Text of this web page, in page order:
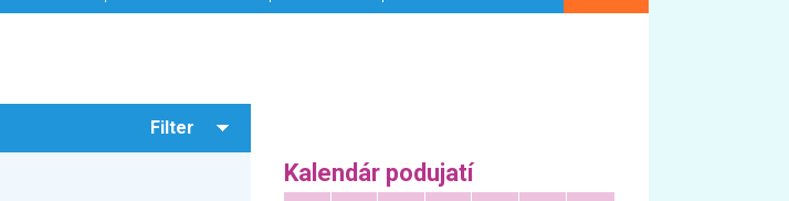
Filter
Kalendár podujatí